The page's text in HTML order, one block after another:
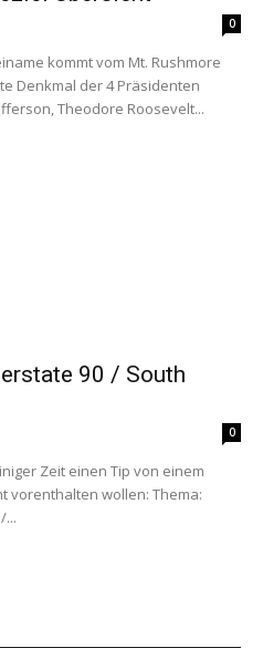
0
kommt vom Mt. Rushmore
Denkmal der 4 Präsidenten
Theodore Roosevelt...
90 / South
0
Zeit einen Tip von einem
wollen: Thema: